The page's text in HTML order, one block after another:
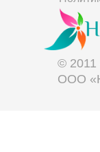
© 2011
ООО